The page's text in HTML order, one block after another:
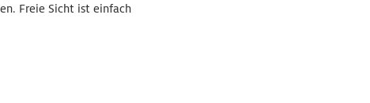
Freie Sicht ist einfach